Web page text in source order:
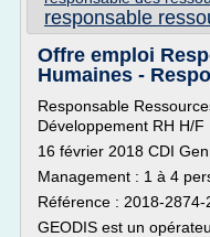
responsable
Offre emploi
Humaines -
Responsable
Développement RH H/F
16 février 2018 CDI
Management : 1 à 4
Référence : 2018-
GEODIS est un